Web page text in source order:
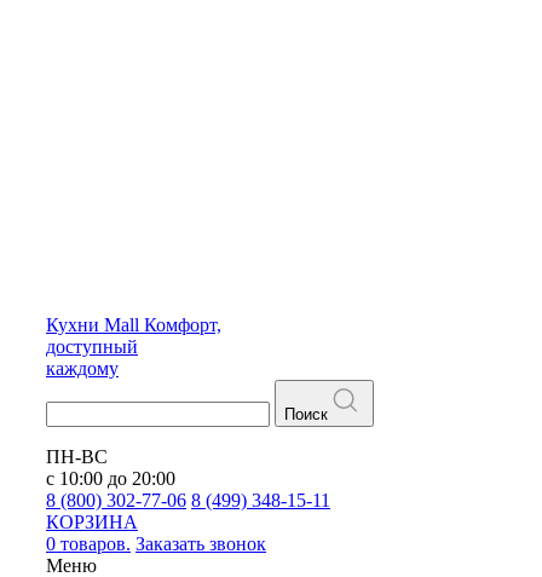
Кухни Mall Комфорт,
доступный
каждому
Поиск
ПН-ВС
с 10:00 до 20:00
8 (800) 302-77-06 8 (499) 348-15-11
КОРЗИНА
0 товаров. Заказать звонок
Меню